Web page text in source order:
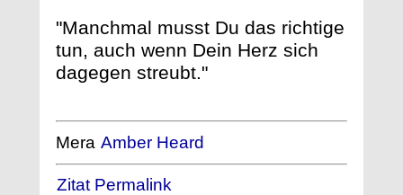
"Manchmal musst Du das richtige
tun, auch wenn Dein Herz sich
dagegen streubt."
Mera Amber Heard
Zitat Permalink